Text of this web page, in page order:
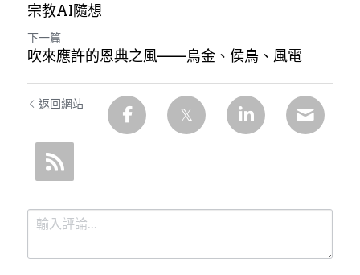
宗教AI隨想
下一篇
吹來應許的恩典之風——烏金、侯鳥、風電
返回網站